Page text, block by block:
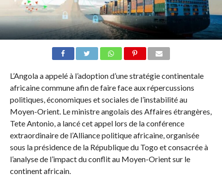
L’Angola a appelé à l’adoption d’une stratégie continentale
africaine commune afin de faire face aux répercussions
politiques, économiques et sociales de l’instabilité au
Moyen-Orient. Le ministre angolais des Affaires étrangères,
Tete Antonio, a lancé cet appel lors de la conférence
extraordinaire de l’Alliance politique africaine, organisée
sous la présidence de la République du Togo et consacrée à
l’analyse de l’impact du conflit au Moyen-Orient sur le
continent africain.